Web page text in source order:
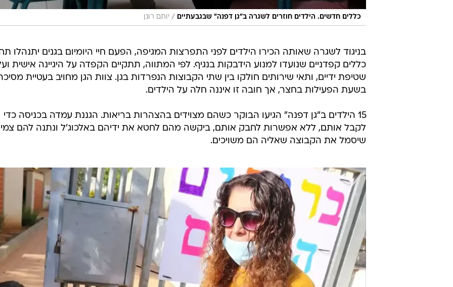
כללים חדשים. הילדים חוזרים לשגרה ב"גן דפנה" שבגבעתיים / יותם רונן
בניגוד לשגרה שאותה הכירו הילדים לפני התפרצות המגיפה, הפעם חיי היומיום בגנים יתנהלו
כללים קפדניים שנועדו למנוע הידבקות בנגיף. לפי המתווה, תתקיים הקפדה על היגיינה אישית
שטיפת ידיים, ותאי שירותים חולקו בין שתי הקבוצות הנפרדות בגן. צוות הגן מחויב בעטיית
בשעת הפעילות בחצר, אך חובה זו איננה חלה על הילדים.
15 הילדים ב"גן דפנה" הגיעו הבוקר כשהם מצוידים בהצהרות בריאות. הגננת עמדה בכניסה כדי
לקבל אותם, ללא אפשרות לחבק אותם, ביקשה מהם לחטא את ידיהם באלכוג'ל ונתנה להם
שיסמל את הקבוצה שאליה הם משויכים.